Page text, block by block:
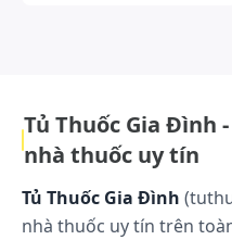
Tủ Thuốc Gia Đình
nhà thuốc uy tín
Tủ Thuốc Gia Đình
nhà thuốc uy tín trên